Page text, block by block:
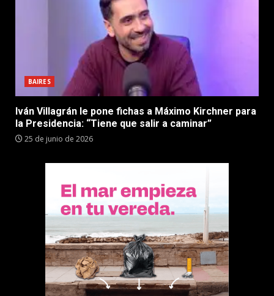
BAIRES
Iván Villagrán le pone fichas a Máximo Kirchner para
la Presidencia: “Tiene que salir a caminar”
25 de junio de 2026